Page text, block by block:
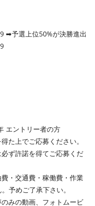
➡︎予選上位50%が決勝進出
エントリー者の方
た上でご応募ください。
ず許諾を得てご応募くだ
・交通費・稼働費・作業
予めご了承下さい。
みの動画、フォトムービ